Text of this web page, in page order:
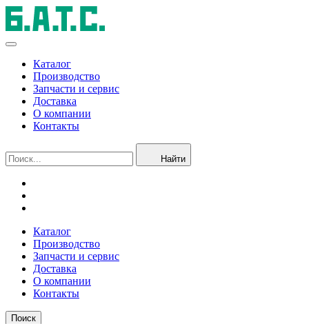
Каталог
Производство
Запчасти и сервис
Доставка
О компании
Контакты
Найти
Каталог
Производство
Запчасти и сервис
Доставка
О компании
Контакты
Поиск